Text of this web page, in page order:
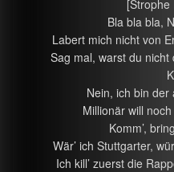
[Strophe
Bla bla bla,
Labert mich nicht von
Sag mal, warst du nicht
Nein, ich bin der
Millionär will
Komm’,
Wär’ ich Stuttgarter,
Ich kill’ zuerst die